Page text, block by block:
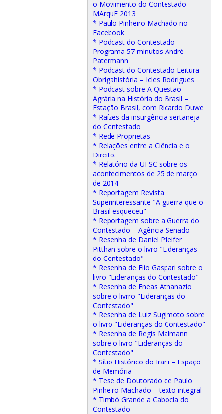
o Movimento do Contestado –
MArquE 2013
* Paulo Pinheiro Machado no
Facebook
* Podcast do Contestado –
Programa 57 minutos André
Patermann
* Podcast do Contestado Leitura
Obrigahistória – Icles Rodrigues
* Podcast sobre A Questão
Agrária na História do Brasil –
Estação Brasil, com Ricardo Duwe
* Raízes da insurgência sertaneja
do Contestado
* Rede Proprietas
* Relações entre a Ciência e o
Direito.
* Relatório da UFSC sobre os
acontecimentos de 25 de março
de 2014
* Reportagem Revista
Superinteressante "A guerra que o
Brasil esqueceu"
* Reportagem sobre a Guerra do
Contestado – Agência Senado
* Resenha de Daniel Pfeifer
Pitthan sobre o livro "Lideranças
do Contestado"
* Resenha de Elio Gaspari sobre o
livro "Lideranças do Contestado"
* Resenha de Eneas Athanazio
sobre o livrro "Lideranças do
Contestado"
* Resenha de Luiz Sugimoto sobre
o livro "Lideranças do Contestado"
* Resenha de Regis Malmann
sobre o livro "Lideranças do
Contestado"
* Sítio Histórico do Irani – Espaço
de Memória
* Tese de Doutorado de Paulo
Pinheiro Machado – texto integral
* Timbó Grande a Cabocla do
Contestado